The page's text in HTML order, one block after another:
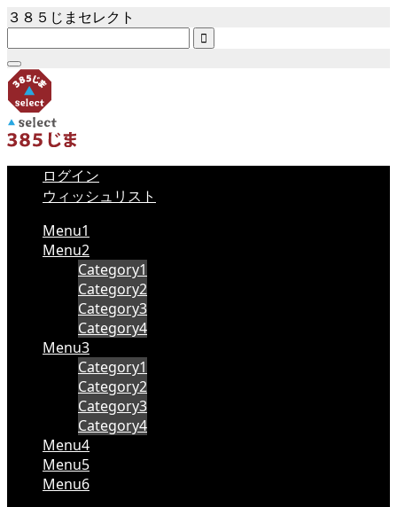
３８５じまセレクト

ログイン
ウィッシュリスト
Menu1
Menu2
Category1
Category2
Category3
Category4
Menu3
Category1
Category2
Category3
Category4
Menu4
Menu5
Menu6